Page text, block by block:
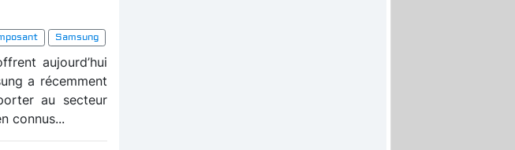
Samsung
aujourd’hui
a récemment
au secteur
connus...